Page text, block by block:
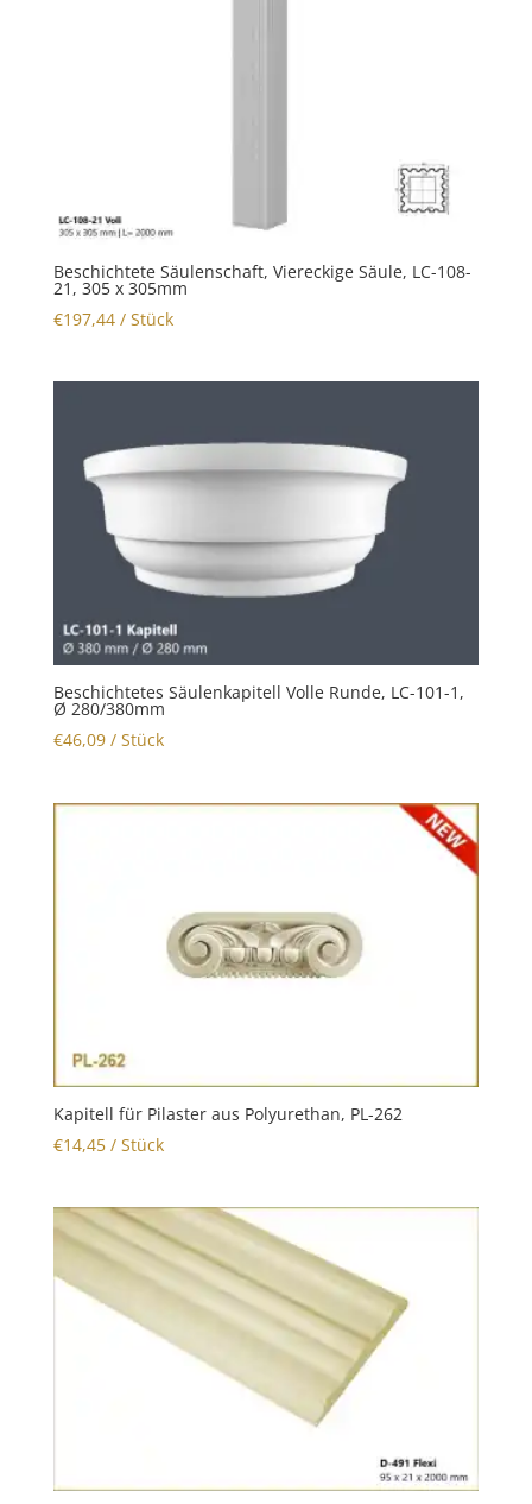
Beschichtete Säulenschaft, Viereckige Säule, LC-108-
21, 305 x 305mm
€197,44/ Stück
Beschichtetes Säulenkapitell Volle Runde, LC-101-1,
Ø 280/380mm
€46,09/ Stück
Kapitell für Pilaster aus Polyurethan, PL-262
€14,45/ Stück